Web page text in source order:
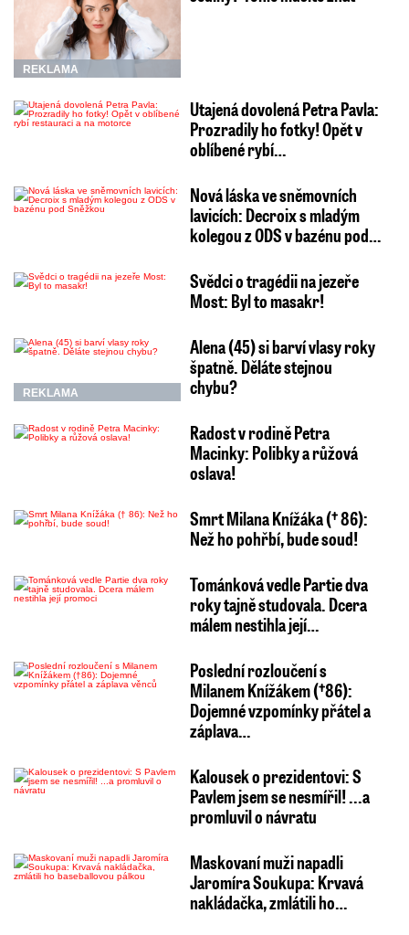
REKLAMA
Utajená dovolená Petra Pavla:
Prozradily ho fotky! Opět v
oblíbené rybí…
Nová láska ve sněmovních
lavicích: Decroix s mladým
kolegou z ODS v bazénu pod…
Svědci o tragédii na jezeře
Most: Byl to masakr!
REKLAMA
Alena (45) si barví vlasy roky
špatně. Děláte stejnou
chybu?
Radost v rodině Petra
Macinky: Polibky a růžová
oslava!
Smrt Milana Knížáka († 86):
Než ho pohřbí, bude soud!
Tománková vedle Partie dva
roky tajně studovala. Dcera
málem nestihla její…
Poslední rozloučení s
Milanem Knížákem (†86):
Dojemné vzpomínky přátel a
záplava…
Kalousek o prezidentovi: S
Pavlem jsem se nesmířil! ...a
promluvil o návratu
Maskovaní muži napadli
Jaromíra Soukupa: Krvavá
nakládačka, zmlátili ho…